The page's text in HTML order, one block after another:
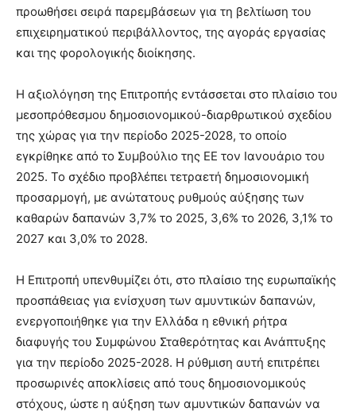
προωθήσει σειρά παρεμβάσεων για τη βελτίωση του
επιχειρηματικού περιβάλλοντος, της αγοράς εργασίας
και της φορολογικής διοίκησης.
Η αξιολόγηση της Επιτροπής εντάσσεται στο πλαίσιο του
μεσοπρόθεσμου δημοσιονομικού-διαρθρωτικού σχεδίου
της χώρας για την περίοδο 2025-2028, το οποίο
εγκρίθηκε από το Συμβούλιο της ΕΕ τον Ιανουάριο του
2025. Το σχέδιο προβλέπει τετραετή δημοσιονομική
προσαρμογή, με ανώτατους ρυθμούς αύξησης των
καθαρών δαπανών 3,7% το 2025, 3,6% το 2026, 3,1% το
2027 και 3,0% το 2028.
Η Επιτροπή υπενθυμίζει ότι, στο πλαίσιο της ευρωπαϊκής
προσπάθειας για ενίσχυση των αμυντικών δαπανών,
ενεργοποιήθηκε για την Ελλάδα η εθνική ρήτρα
διαφυγής του Συμφώνου Σταθερότητας και Ανάπτυξης
για την περίοδο 2025-2028. Η ρύθμιση αυτή επιτρέπει
προσωρινές αποκλίσεις από τους δημοσιονομικούς
στόχους, ώστε η αύξηση των αμυντικών δαπανών να